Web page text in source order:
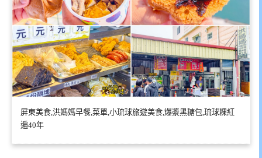
屏東美食,洪媽媽早餐,菜單,小琉球旅遊美食,爆漿黑糖包,琉球粿紅
遍40年